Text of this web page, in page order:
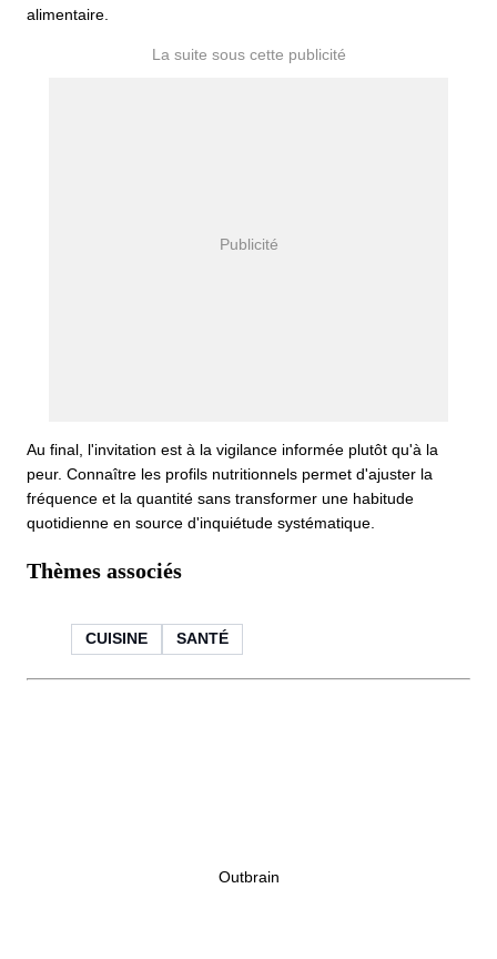
alimentaire.
Au final, l'invitation est à la vigilance informée plutôt qu'à la
peur. Connaître les profils nutritionnels permet d'ajuster la
fréquence et la quantité sans transformer une habitude
quotidienne en source d'inquiétude systématique.
Thèmes associés
CUISINE SANTÉ
Outbrain